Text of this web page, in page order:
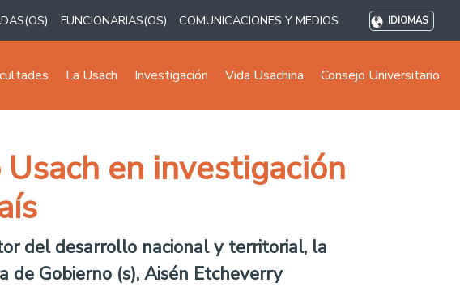
FUNCIONARIAS(OS) COMUNICACIONES Y MEDIOS IDIOMAS
La Usach Investigación Vida Usachina Consejo Universitario
en investigación
del desarrollo nacional y territorial, la
de Gobierno (s),Aisén Etcheverry